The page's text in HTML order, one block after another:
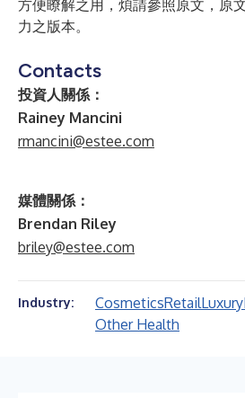
方便瞭解之用，煩請參照原文，原
力之版本。
Contacts
投資人關係：
Rainey Mancini
rmancini@estee.com
媒體關係：
Brendan Riley
briley@estee.com
Industry: CosmeticsRetailLuxury
Other Health